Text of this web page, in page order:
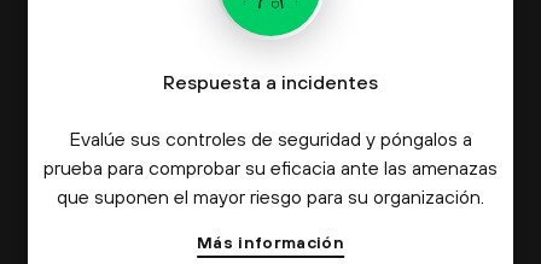
Respuesta a incidentes
Evalúe sus controles de seguridad y póngalos a
prueba para comprobar su eficacia ante las amenazas
que suponen el mayor riesgo para su organización.
Más información